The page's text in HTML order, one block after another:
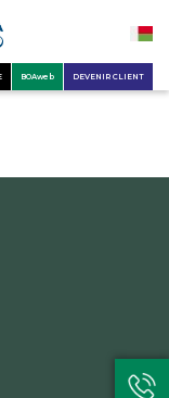
DEVENIR CLIENT
BOAweb